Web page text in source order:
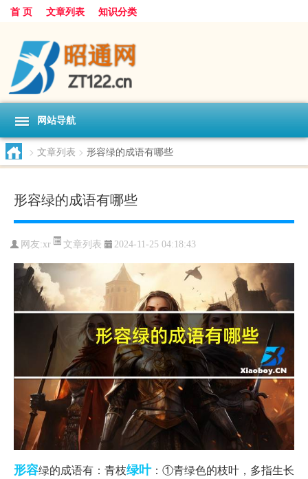
首 页 文章列表 知识分类
网站导航
> 文章列表 > 形容绿的成语有哪些
形容绿的成语有哪些
网友:xr 文章列表 2024-11-25 04:18:43
形容绿的成语有：青枝绿叶：①青绿色的枝叶，多指生长